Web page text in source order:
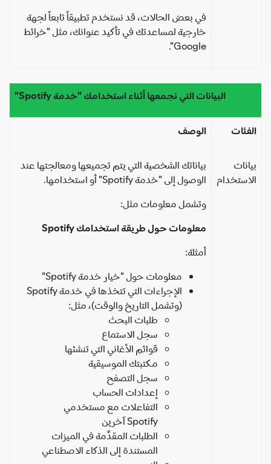
في بعض الحالات، قد نستخدم تطبيقاً تابعاً لجهة
خارجية لمساعدتك في تأكيد عنوانك، مثل "خرائط
Google".
البيانات التي نجمعها أثناء استخدامك "خدمة Spotify"
الوصف
بياناتك الشخصية التي يتم تجميعها ومعالجتها عند
الوصول إلى "خدمة Spotify" أو استخدامها.
وتشمل معلومات مثل:
معلومات حول طريقة استخدامك Spotify
أمثلة:
معلومات حول "خيار خدمة Spotify"
الإجراءات التي تتخذها في خدمة Spotify
(وتشمل التاريخ والوقت)، مثل:
طلبات البحث
سجل الاستماع
قوائم الأغاني التي تنشئها
مكتبتك الموسيقية
سجل التصفح
إعدادات الحساب
التفاعلات مع مستخدمي
Spotify آخرين
الطلبات المقدَّمة في الميزات
المستندة إلى الذكاء الاصطناعي